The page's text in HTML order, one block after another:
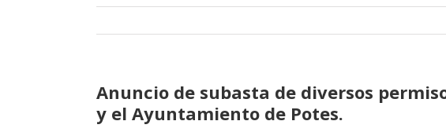
Anuncio de subasta de diversos
y el Ayuntamiento de Potes.